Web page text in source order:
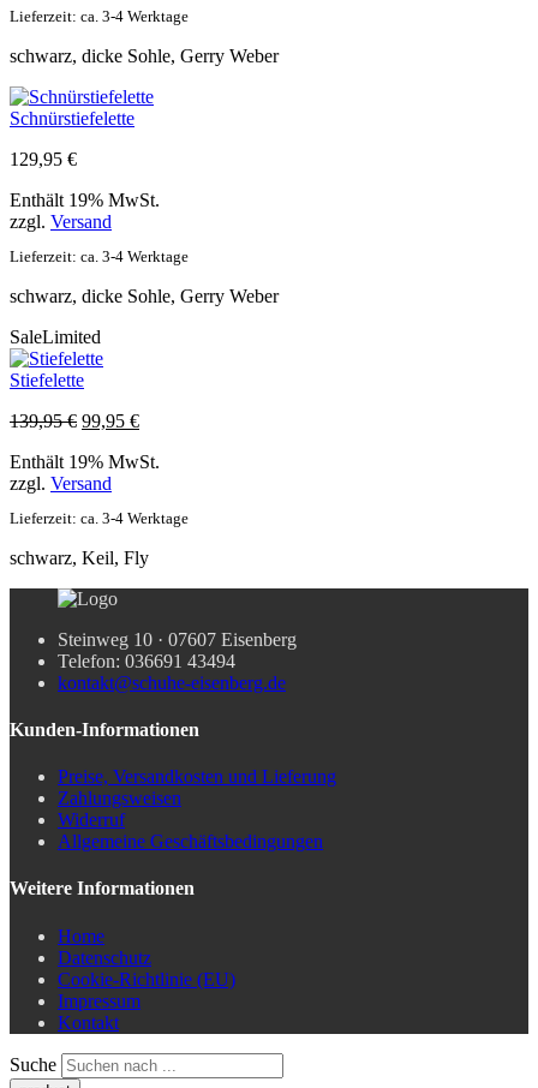
Lieferzeit: ca. 3-4 Werktage
schwarz, dicke Sohle, Gerry Weber
Schnürstiefelette
129,95 €
Enthält 19% MwSt.
zzgl. Versand
Lieferzeit: ca. 3-4 Werktage
schwarz, dicke Sohle, Gerry Weber
SaleLimited
Stiefelette
139,95€ Ursprünglicher
war:
139,95 €
99,95 €Aktueller
ist:
Enthält 19% MwSt.
zzgl. Versand
Lieferzeit: ca. 3-4 Werktage
schwarz, Keil, Fly
Steinweg 10 · 07607 Eisenberg
Telefon: 036691 43494
kontakt@schuhe-eisenberg.de
Kunden-Informationen
Preise, Versandkosten und Lieferung
Zahlungsweisen
Widerruf
Allgemeine Geschäftsbedingungen
Weitere Informationen
Home
Datenschutz
Cookie-Richtlinie (EU)
Impressum
Kontakt
Suche